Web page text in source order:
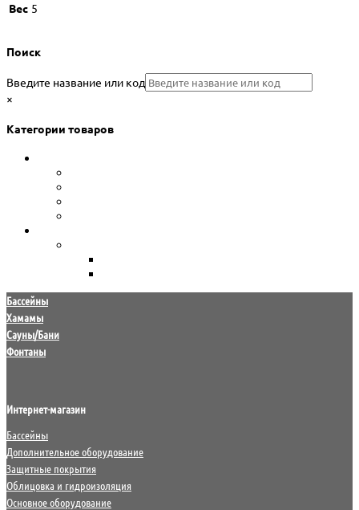
Вес 5
Поиск
Введите название или код
×
Категории товаров
Бассейны
Хамамы
Сауны/Бани
Фонтаны
Интернет-магазин
Бассейны
Дополнительное оборудование
Защитные покрытия
Облицовка и гидроизоляция
Основное оборудование